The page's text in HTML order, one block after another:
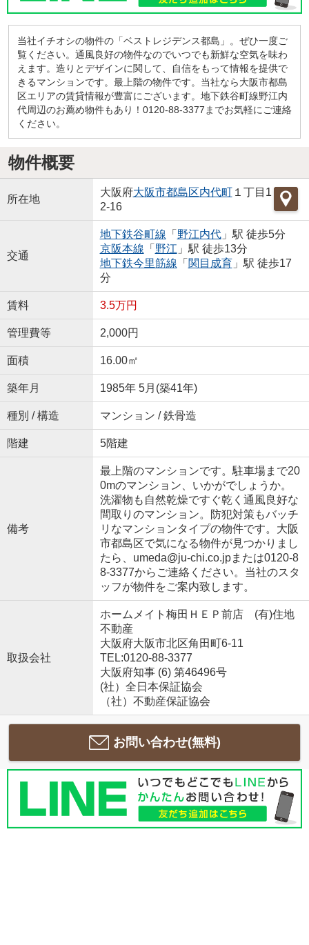
当社イチオシの物件の「ベストレジデンス都島」。ぜひ一度ご
覧ください。通風良好の物件なのでいつでも新鮮な空気を味わ
えます。造りとデザインに関して、自信をもって情報を提供で
きるマンションです。最上階の物件です。当社なら大阪市都島
区エリアの賃貸情報が豊富にございます。地下鉄谷町線野江内
代周辺のお薦め物件もあり！0120-88-3377までお気軽にご連絡
ください。
物件概要
所在地
大阪府大阪市都島区内代町１丁目1
2-16
交通
地下鉄谷町線 「 野江内代」駅 徒歩5分
京阪本線 「 野江 」駅 徒歩13分
地下鉄今里筋線 「 関目成育」駅 徒歩17
分
賃料 3.5万円
管理費等 2,000円
面積 16.00㎡
築年月 1985年 5月(築41年)
種別 / 構造 マンション / 鉄骨造
階建 5階建
備考
最上階のマンションです。駐車場まで20
0mのマンション、いかがでしょうか。
洗濯物も自然乾燥ですぐ乾く通風良好な
間取りのマンション。防犯対策もバッチ
リなマンションタイプの物件です。大阪
市都島区で気になる物件が見つかりまし
たら、umeda@ju-chi.co.jpまたは0120-8
8-3377からご連絡ください。当社のスタ
ッフが物件をご案内致します。
取扱会社
ホームメイト梅田ＨＥＰ前店 (有)住地
不動産
大阪府大阪市北区角田町6-11
TEL:0120-88-3377
大阪府知事 (6) 第46496号
(社）全日本保証協会
（社）不動産保証協会
お問い合わせ(無料)